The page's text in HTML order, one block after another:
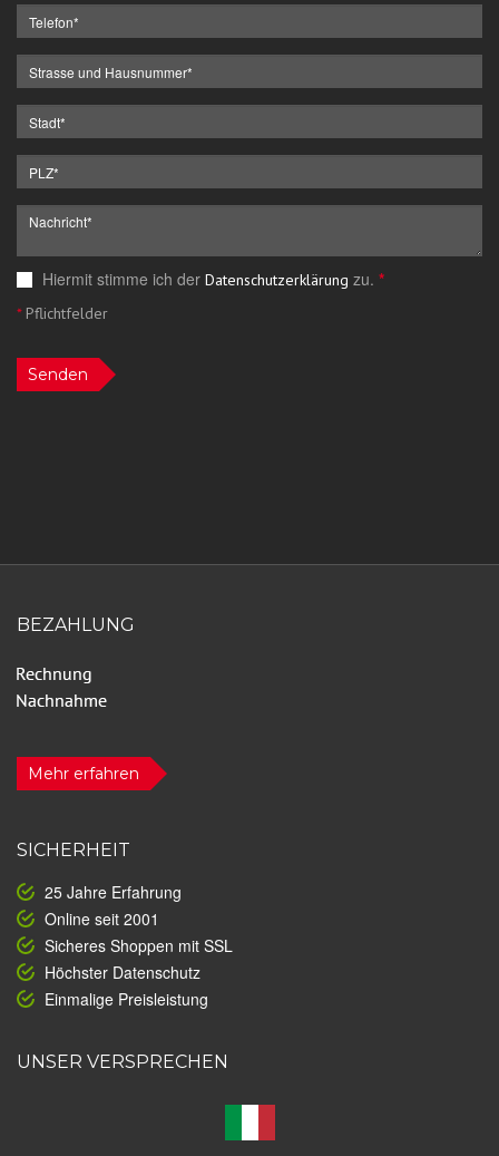
Hiermit stimme ich der Datenschutzerklärung zu. *
*Pflichtfelder
Senden
BEZAHLUNG
Mehr erfahren
SICHERHEIT
25 Jahre Erfahrung
Online seit 2001
Sicheres Shoppen mit SSL
Höchster Datenschutz
Einmalige Preisleistung
UNSER VERSPRECHEN